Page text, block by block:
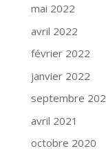
mai 2022
avril 2022
février 2022
janvier 2022
septembre
avril 2021
octobre 2020